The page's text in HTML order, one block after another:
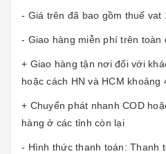
- Giá trên đã bao gồm thuế vat
- Giao hàng miễn phí trên toàn
+ Giao hàng tận nơi đối với
hoặc cách HN và HCM khoảng
+ Chuyển phát nhanh COD
hàng ở các tỉnh còn lại
- Hình thức thanh toán: Thanh